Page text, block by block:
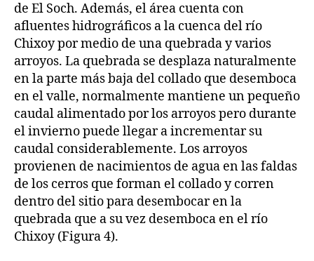
de El Soch. Además, el área cuenta con
afluentes hidrográficos a la cuenca del río
Chixoy por medio de una quebrada y varios
arroyos. La quebrada se desplaza naturalmente
en la parte más baja del collado que desemboca
en el valle, normalmente mantiene un pequeño
caudal alimentado por los arroyos pero durante
el invierno puede llegar a incrementar su
caudal considerablemente. Los arroyos
provienen de nacimientos de agua en las faldas
de los cerros que forman el collado y corren
dentro del sitio para desembocar en la
quebrada que a su vez desemboca en el río
Chixoy (Figura 4).